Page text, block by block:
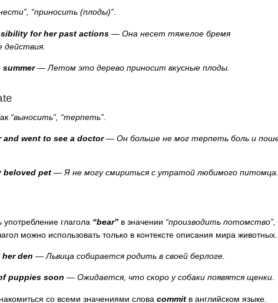
“приносить (плоды)”.
for her past actions — Она несет тяжелое бремя
summer— Летом это дерево приносит вкусные плоды.
“выносить”, “терпеть”
and went to see a doctor— Он больше не мог терпеть боль и
beloved pet — Я не могу смириться с утратой любимого питомца.
глагола “bear” в значении “производить потомство”,
можно использовать только в контексте описания мира животных.
her den — Львица собирается родить в своей берлоге.
puppies soon — Ожидается, что скоро у собаки появятся щенки.
со всеми значениями слова commit в английском языке.